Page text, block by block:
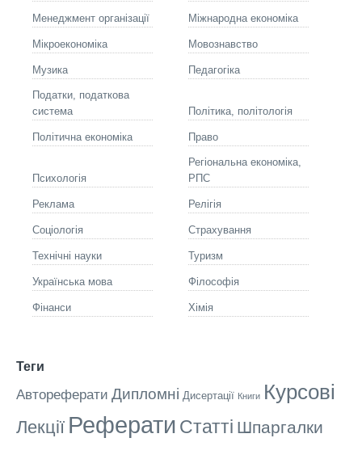
Менеджмент організації Міжнародна економіка
Мікроекономіка Мовознавство
Музика Педагогіка
Податки, податкова
система
Політика, політологія
Політична економіка Право
Психологія
Регіональна економіка,
РПС
Реклама Релігія
Соціологія Страхування
Технічні науки Туризм
Українська мова Філософія
Фінанси Хімія
Теги
Автореферати Дипломні Дисертації Книги Курсові
Лекції Реферати Статті Шпаргалки